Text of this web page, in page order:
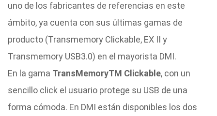
uno de los fabricantes de referencias en este
ámbito, ya cuenta con sus últimas gamas de
producto (Transmemory Clickable, EX II y
Transmemory USB3.0) en el mayorista DMI.
En la gama TransMemoryTM Clickable, con un
sencillo click el usuario protege su USB de una
forma cómoda. En DMI están disponibles los dos